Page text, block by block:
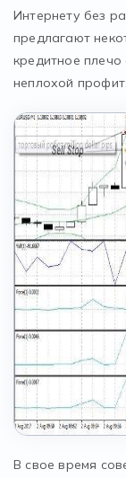
Интернету без
предлагают
кредитное
неплохой профит.
В свое время